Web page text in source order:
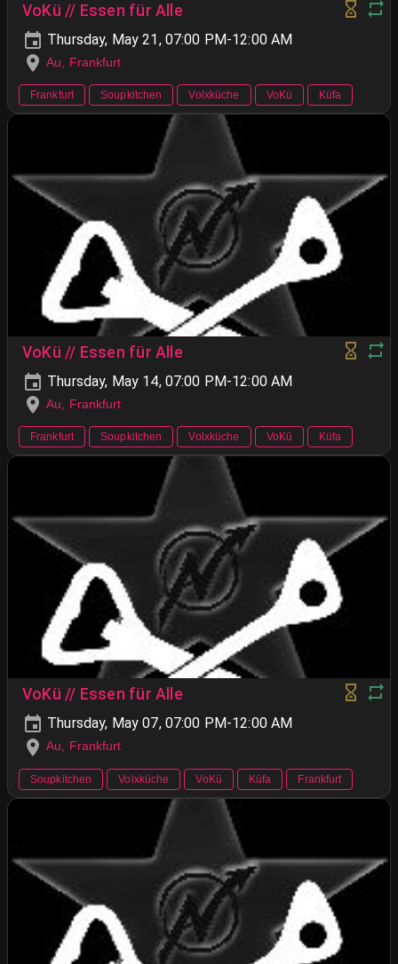
VoKü // Essen für Alle
Thursday, May 21, 07:00 PM-12:00 AM
Au, Frankfurt
Frankfurt Soupkitchen Volxküche VoKü Küfa
VoKü // Essen für Alle
Thursday, May 14, 07:00 PM-12:00 AM
Au, Frankfurt
Frankfurt Soupkitchen Volxküche VoKü Küfa
VoKü // Essen für Alle
Thursday, May 07, 07:00 PM-12:00 AM
Au, Frankfurt
Soupkitchen Volxküche VoKü Küfa Frankfurt